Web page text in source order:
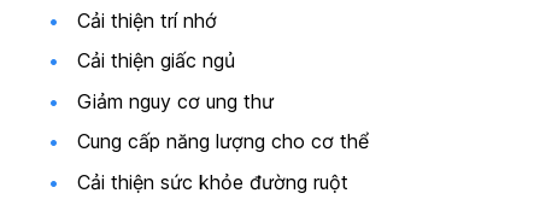
Cải thiện trí nhớ
Cải thiện giấc ngủ
Giảm nguy cơ ung thư
Cung cấp năng lượng cho cơ thể
Cải thiện sức khỏe đường ruột